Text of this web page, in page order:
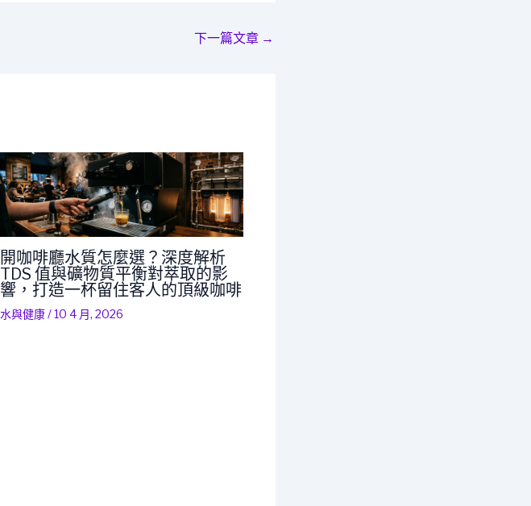
下一篇文章 →
開咖啡廳水質怎麼選？深度解析
TDS 值與礦物質平衡對萃取的影
響，打造一杯留住客人的頂級咖啡
水與健康/10 4 月, 2026